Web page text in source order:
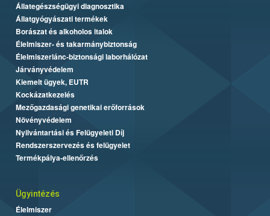
Állategészségügyi diagnosztika
Állatgyógyászati termékek
Borászat és alkoholos italok
Élelmiszer- és takarmánybiztonság
Élelmiszerlánc-biztonsági laborhálózat
Járványvédelem
Kiemelt ügyek, EUTR
Kockázatkezelés
Mezőgazdasági genetikai erőforrások
Növényvédelem
Nyilvántartási és Felügyeleti Díj
Rendszerszervezés és felügyelet
Termékpálya-ellenőrzés
Ügyintézés
Élelmiszer